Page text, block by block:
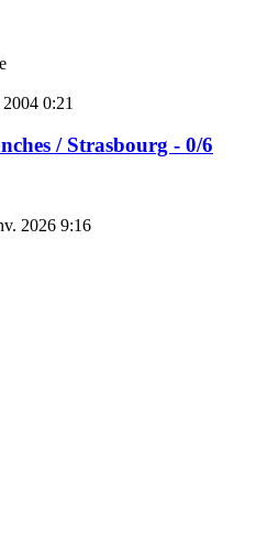
0:21
/ Strasbourg - 0/6
2026 9:16